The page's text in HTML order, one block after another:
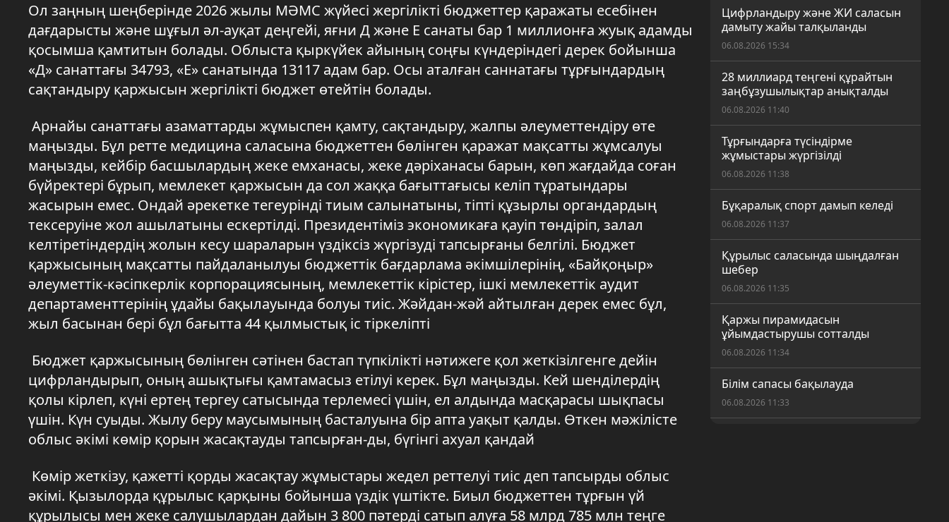
Ол заңның шеңберінде 2026 жылы МӘМС жүйесі жергілікті бюджеттер қаражаты есебінен
дағдарысты және шұғыл әл-ауқат деңгейі, яғни Д және Е санаты бар 1 миллионға жуық адамды
қосымша қамтитын болады. Облыста қыркүйек айының соңғы күндеріндегі дерек бойынша
«Д» санаттағы 34793, «Е» санатында 13117 адам бар. Осы аталған саннатағы тұрғындардың
сақтандыру қаржысын жергілікті бюджет өтейтін болады.
Арнайы санаттағы азаматтарды жұмыспен қамту, сақтандыру, жалпы әлеуметтендіру өте
маңызды. Бұл ретте медицина саласына бюджеттен бөлінген қаражат мақсатты жұмсалуы
маңызды, кейбір басшылардың жеке емханасы, жеке дәріханасы барын, көп жағдайда соған
бүйректері бұрып, мемлекет қаржысын да сол жаққа бағыттағысы келіп тұратындары
жасырын емес. Ондай әрекетке тегеурінді тиым салынатыны, тіпті құзырлы органдардың
тексеруіне жол ашылатыны ескертілді. Президентіміз экономикаға қауіп төндіріп, залал
келтіретіндердің жолын кесу шараларын үздіксіз жүргізуді тапсырғаны белгілі. Бюджет
қаржысының мақсатты пайдаланылуы бюджеттік бағдарлама әкімшілерінің, «Байқоңыр»
әлеуметтік-кәсіпкерлік корпорациясының, мемлекеттік кірістер, ішкі мемлекеттік аудит
департаменттерінің ұдайы бақылауында болуы тиіс. Жәйдан-жәй айтылған дерек емес бұл,
жыл басынан бері бұл бағытта 44 қылмыстық іс тіркеліпті
Бюджет қаржысының бөлінген сәтінен бастап түпкілікті нәтижеге қол жеткізілгенге дейін
цифрландырып, оның ашықтығы қамтамасыз етілуі керек. Бұл маңызды. Кей шенділердің
қолы кірлеп, күні ертең тергеу сатысында терлемесі үшін, ел алдында масқарасы шықпасы
үшін. Күн суыды. Жылу беру маусымының басталуына бір апта уақыт қалды. Өткен мәжілісте
облыс әкімі көмір қорын жасақтауды тапсырған-ды, бүгінгі ахуал қандай
Көмір жеткізу, қажетті қорды жасақтау жұмыстары жедел реттелуі тиіс деп тапсырды облыс
әкімі. Қызылорда құрылыс қарқыны бойынша үздік үштікте. Биыл бюджеттен тұрғын үй
құрылысы мен жеке салушылардан дайын 3 800 пәтерді сатып алуға 58 млрд 785 млн теңге
Цифрландыру және ЖИ саласын
дамыту жайы талқыланды
06.08.2026 15:34
28 миллиард теңгені құрайтын
заңбұзушылықтар анықталды
06.08.2026 11:40
Тұрғындарға түсіндірме
жұмыстары жүргізілді
06.08.2026 11:38
Бұқаралық спорт дамып келеді
06.08.2026 11:37
Құрылыс саласында шыңдалған
шебер
06.08.2026 11:35
Қаржы пирамидасын
ұйымдастырушы сотталды
06.08.2026 11:34
Білім сапасы бақылауда
06.08.2026 11:33